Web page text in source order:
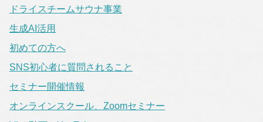
ドライスチームサウナ事業
生成AI活用
初めての方へ
SNS初心者に質問されること
セミナー開催情報
オンラインスクール、Zoomセミナー